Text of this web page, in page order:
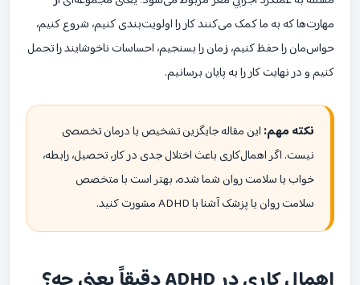
مهارت‌ها که به ما کمک می‌کنند کار را اولویت‌بندی کنیم، شروع کنیم،
حواس‌مان را حفظ کنیم، زمان را بسنجیم، احساسات ناخوشایند را تحمل
کنیم و در نهایت کار را به پایان برسانیم.
نکته مهم: این مقاله جایگزین تشخیص یا درمان تخصصی
نیست. اگر اهمال‌کاری باعث اختلال جدی در کار، تحصیل، رابطه،
خواب یا سلامت روان شما شده، بهتر است با متخصص
سلامت روان یا پزشک آشنا با ADHD مشورت کنید.